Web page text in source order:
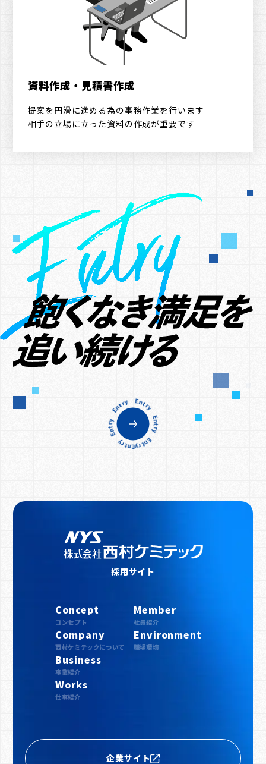
資料作成・見積書作成
提案を円滑に進める為の事務作業を行います
相手の立場に立った資料の作成が重要です
Entry Entry Entry Entry Entry Entry
採用サイト
企業サイト
Concept
コンセプト
Company
西村ケミテックについて
Business
事業紹介
Works
仕事紹介
Member
社員紹介
Environment
職場環境